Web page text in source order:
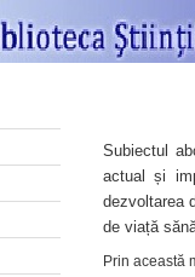
Subiectul
actual și
dezvoltarea
de viață
Prin această